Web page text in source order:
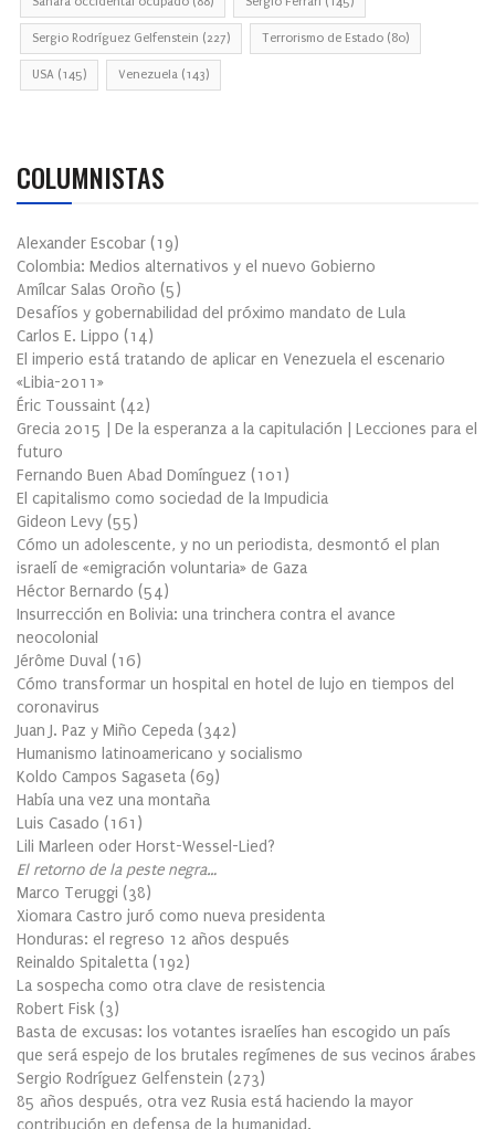
Sergio Rodríguez Gelfenstein (227) Terrorismo de Estado (80)
USA (145) Venezuela (143)
COLUMNISTAS
Alexander Escobar (19)
Colombia: Medios alternativos y el nuevo Gobierno
Amílcar Salas Oroño (5)
Desafíos y gobernabilidad del próximo mandato de Lula
Carlos E. Lippo (14)
El imperio está tratando de aplicar en Venezuela el escenario
«Libia-2011»
Éric Toussaint (42)
Grecia 2015 | De la esperanza a la capitulación | Lecciones para el
futuro
Fernando Buen Abad Domínguez (101 )
El capitalismo como sociedad de la Impudicia
Gideon Levy (55)
Cómo un adolescente, y no un periodista, desmontó el plan
israelí de «emigración voluntaria» de Gaza
Héctor Bernardo (54)
Insurrección en Bolivia: una trinchera contra el avance
neocolonial
Jérôme Duval (16)
Cómo transformar un hospital en hotel de lujo en tiempos del
coronavirus
Juan J. Paz y Miño Cepeda (342)
Humanismo latinoamericano y socialismo
Koldo Campos Sagaseta (69)
Había una vez una montaña
Luis Casado (161 )
Lili Marleen oder Horst-Wessel-Lied?
El retorno de la peste negra…
Marco Teruggi (38)
Xiomara Castro juró como nueva presidenta
Honduras: el regreso 12 años después
Reinaldo Spitaletta (192)
La sospecha como otra clave de resistencia
Robert Fisk (3)
Basta de excusas: los votantes israelíes han escogido un país
que será espejo de los brutales regímenes de sus vecinos árabes
Sergio Rodríguez Gelfenstein (273)
85 años después, otra vez Rusia está haciendo la mayor
contribución en defensa de la humanidad.